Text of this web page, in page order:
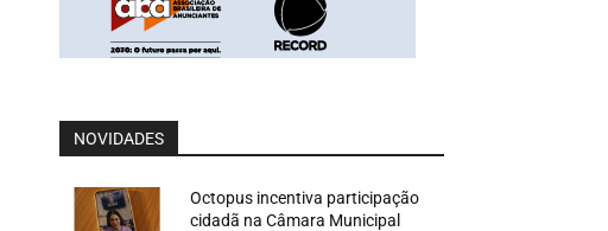
NOVIDADES
Octopus incentiva participação
cidadã na Câmara Municipal